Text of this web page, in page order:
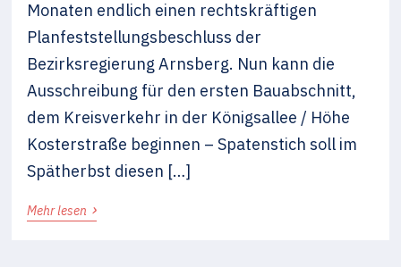
Monaten endlich einen rechtskräftigen
Planfeststellungsbeschluss der
Bezirksregierung Arnsberg. Nun kann die
Ausschreibung für den ersten Bauabschnitt,
dem Kreisverkehr in der Königsallee / Höhe
Kosterstraße beginnen – Spatenstich soll im
Spätherbst diesen […]
Mehr lesen ›